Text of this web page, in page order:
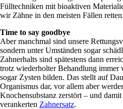
Fülltechniken mit bioaktiven
wir Zähne in den meisten Fällen retten.
Time to say goodbye
Aber manchmal sind unsere
sondern unter Umständen sogar
Zahnerhalts sind spätestens dann
trotz wiederholter Behandlung immer
sogar Zysten bilden. Das stellt auf
Organismus dar, vor allem aber
Knochensubstanz zerstört – und damit
verankerten Zahnersatz.